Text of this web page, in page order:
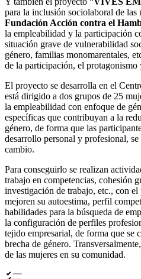
para la inclusión sociolaboral de las
Fundación Acción contra el
la empleabilidad y la participación
situación grave de vulnerabilidad
género, familias monomarentales,
de la participación, el protagonismo
El proyecto se desarrolla en el
está dirigido a dos grupos de 25
la empleabilidad con enfoque de
específicas que contribuyan a la
género, de forma que las
desarrollo personal y profesional,
cambio.
Para conseguirlo se realizan
trabajo en competencias, cohesión
investigación de trabajo, etc., con
mejoren su autoestima, perfil
habilidades para la búsqueda de
la configuración de perfiles
tejido empresarial, de forma que se
brecha de género.
de las mujeres en su comunidad.